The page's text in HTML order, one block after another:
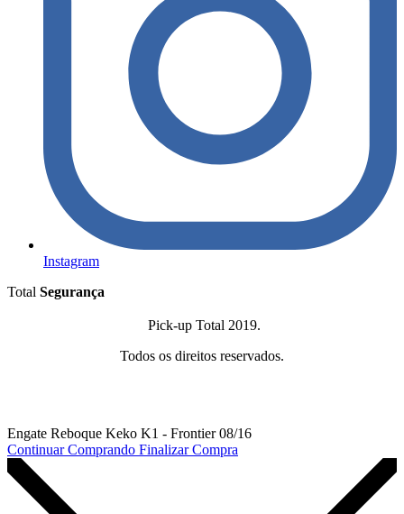
Instagram
Total Segurança
Pick-up Total 2019.
Todos os direitos reservados.
Engate Reboque Keko K1 - Frontier 08/16
Continuar Comprando Finalizar Compra